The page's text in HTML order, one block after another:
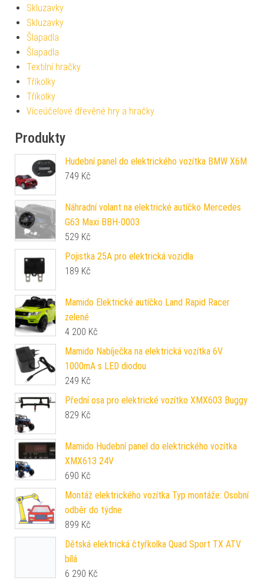
Skluzavky
Skluzavky
Šlapadla
Šlapadla
Textilní hračky
Tříkolky
Tříkolky
Víceúčelové dřevěné hry a hračky
Produkty
Hudební panel do elektrického vozítka BMW X6M
749 Kč
Náhradní volant na elektrické autíčko Mercedes
G63 Maxi BBH-0003
529 Kč
Pojistka 25A pro elektrická vozidla
189 Kč
Mamido Elektrické autíčko Land Rapid Racer
zelené
4 200 Kč
Mamido Nabíječka na elektrická vozítka 6V
1000mA s LED diodou
249 Kč
Přední osa pro elektrické vozítko XMX603 Buggy
829 Kč
Mamido Hudební panel do elektrického vozítka
XMX613 24V
690 Kč
Montáž elektrického vozítka Typ montáže: Osobní
odběr do týdne
899 Kč
Dětská elektrická čtyřkolka Quad Sport TX ATV
bílá
6 290 Kč